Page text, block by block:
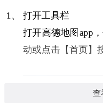
1、
打开工具栏
打开高德地图app
动或点击【首页】
查